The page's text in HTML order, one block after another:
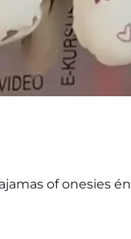
of onesies én